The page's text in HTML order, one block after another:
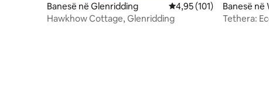
Banesë në Glenridding Vlerësimi mesatar 4,95
4,95 (101)
Hawkhow Cottage, Glenridding
Banesë në
Tethera: